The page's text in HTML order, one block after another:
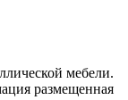
мебели.
размещенная